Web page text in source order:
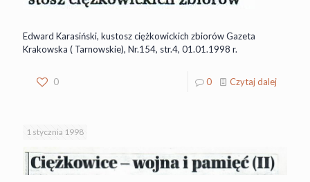
Edward Karasiński, kustosz ciężkowickich zbiorów Gazeta
Krakowska ( Tarnowskie), Nr.154, str.4, 01.01.1998 r.
0 0 Czytaj dalej
1 stycznia 1998